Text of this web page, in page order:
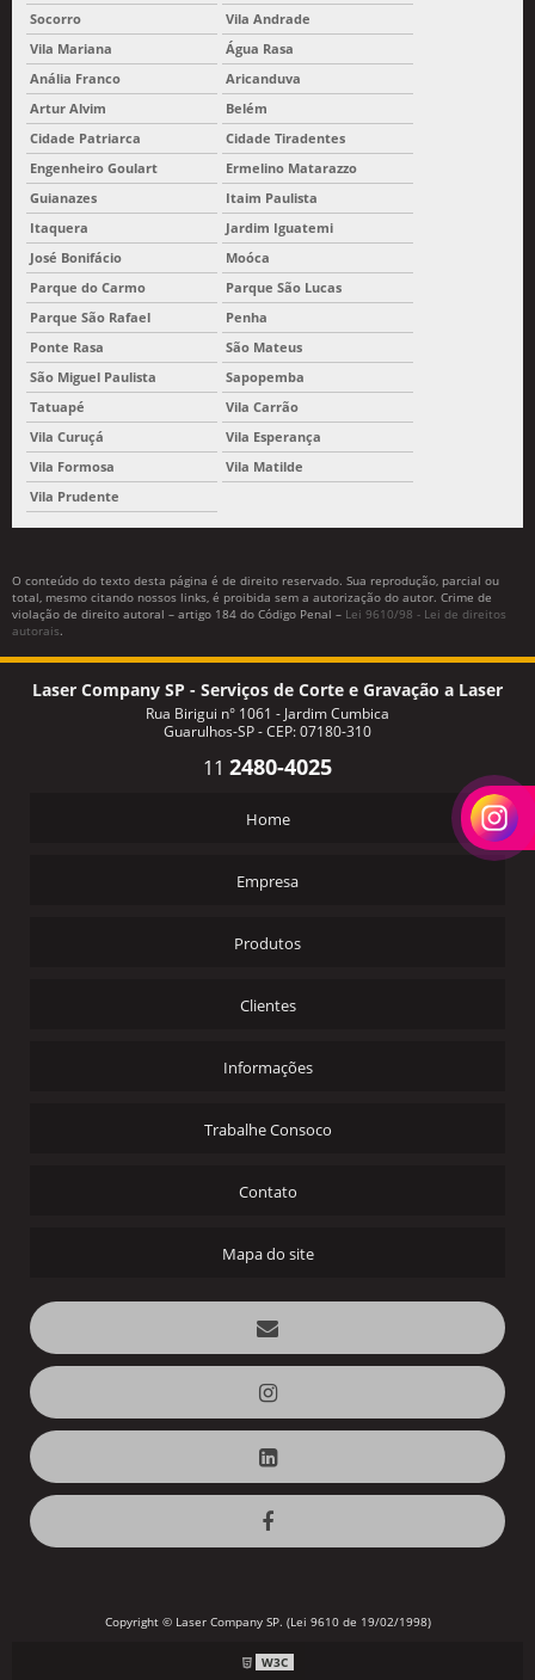
Socorro
Vila Andrade
Vila Mariana
Água Rasa
Anália Franco
Aricanduva
Artur Alvim
Belém
Cidade Patriarca
Cidade Tiradentes
Engenheiro Goulart
Ermelino Matarazzo
Guianazes
Itaim Paulista
Itaquera
Jardim Iguatemi
José Bonifácio
Moóca
Parque do Carmo
Parque São Lucas
Parque São Rafael
Penha
Ponte Rasa
São Mateus
São Miguel Paulista
Sapopemba
Tatuapé
Vila Carrão
Vila Curuçá
Vila Esperança
Vila Formosa
Vila Matilde
Vila Prudente
O conteúdo do texto desta página é de direito reservado. Sua reprodução, parcial ou
total, mesmo citando nossos links, é proibida sem a autorização do autor. Crime de
violação de direito autoral – artigo 184 do Código Penal – Lei 9610/98 - Lei de direitos
autorais.
Laser Company SP - Serviços de Corte e Gravação a Laser
Rua Birigui n° 1061 - Jardim Cumbica
Guarulhos-SP - CEP: 07180-310
11 2480-4025
Home
Empresa
Produtos
Clientes
Informações
Trabalhe Consoco
Contato
Mapa do site
Copyright © Laser Company SP. (Lei 9610 de 19/02/1998)
W3C